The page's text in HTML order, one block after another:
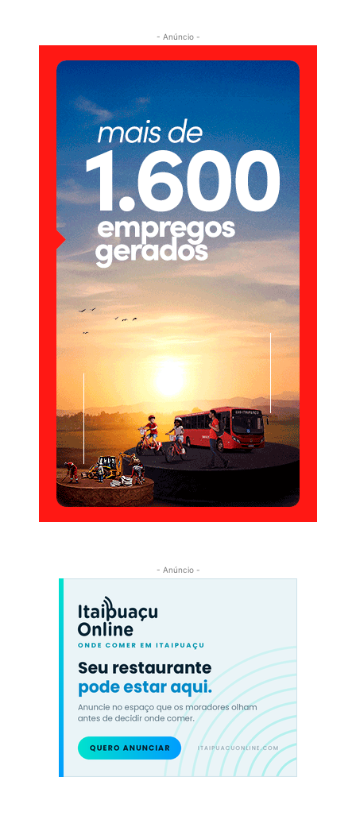
- Anúncio -
- Anúncio -